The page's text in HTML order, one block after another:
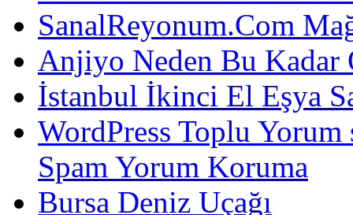
SanalReyonum.Com
Anjiyo Neden Bu Kadar
İstanbul İkinci El Eşya
WordPress Toplu
Spam Yorum Koruma
Bursa Deniz Uçağı